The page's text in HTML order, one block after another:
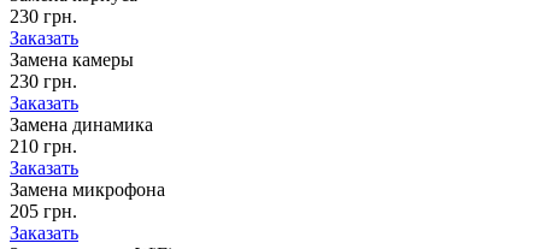
230 грн.
Заказать
Замена камеры
230 грн.
Заказать
Замена динамика
210 грн.
Заказать
Замена микрофона
205 грн.
Заказать